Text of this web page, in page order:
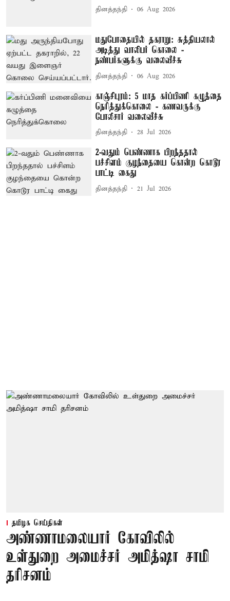
தினத்தந்தி 06 Aug 2026
மதுபோதையில் தகராறு: சுத்தியலால்
அடித்து வாலிபர் கொலை -
நண்பர்களுக்கு வலைவீச்சு
தினத்தந்தி 06 Aug 2026
காஞ்சிபுரம்: 5 மாத கர்ப்பிணி கழுத்தை
நெரித்துக்கொலை - கணவருக்கு
போலீசார் வலைவீச்சு
தினத்தந்தி 28 Jul 2026
2-வதும் பெண்ணாக பிறந்ததால்
பச்சிளம் குழந்தையை கொன்ற கொடூர
பாட்டி கைது
தினத்தந்தி 21 Jul 2026
தமிழக செய்திகள்
அண்ணாமலையார் கோவிலில்
உள்துறை அமைச்சர் அமித்ஷா சாமி
தரிசனம்